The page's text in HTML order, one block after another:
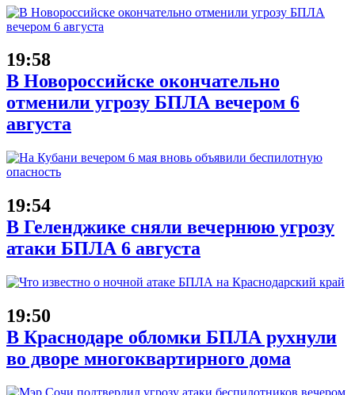
19:58
В Новороссийске окончательно
отменили угрозу БПЛА вечером 6
августа
19:54
В Геленджике сняли вечернюю угрозу
атаки БПЛА 6 августа
19:50
В Краснодаре обломки БПЛА рухнули
во дворе многоквартирного дома